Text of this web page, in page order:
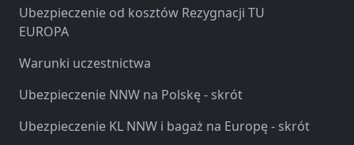
Ubezpieczenie od kosztów Rezygnacji TU
EUROPA
Warunki uczestnictwa
Ubezpieczenie NNW na Polskę - skrót
Ubezpieczenie KL NNW i bagaż na Europę - skrót